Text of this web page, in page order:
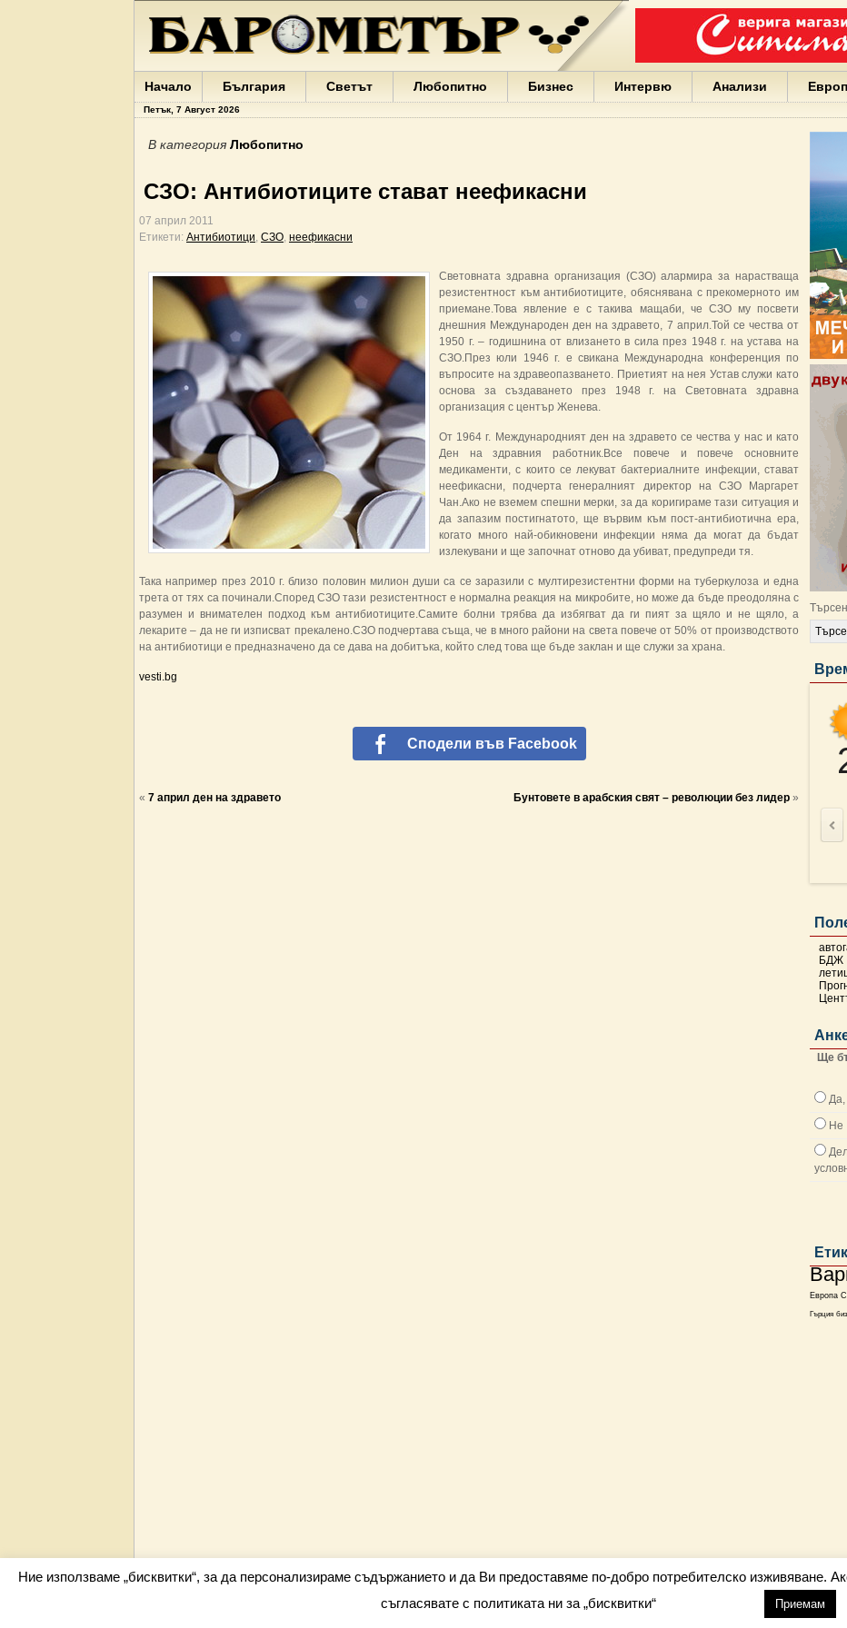
Варна
България
Портних
Facebook
ЕС
Борисов
Европа
Гърция
бизнес
google
деца
Бербатов
ГЕРБ
Начало България Светът Любопитно Бизнес Интервю Анализи
Петък, 7 Август 2026
БДЖ
Ще
Да,
Не
Европа
Гърция
В категория Любопитно
СЗО: Антибиотиците стават неефикасни
07 април 2011
Етикети: Антибиотици, СЗО, неефикасни
Световната здравна организация (СЗО) алармира за нарастваща
резистентност към антибиотиците, обяснявана с прекомерното им
приемане.Това явление е с такива мащаби, че СЗО му посвети
днешния Международен ден на здравето, 7 април.Той се чества от
1950 г. – годишнина от влизането в сила през 1948 г. на устава на
СЗО.През юли 1946 г. е свикана Международна конференция по
въпросите на здравеопазването. Приетият на нея Устав служи като
основа за създаването през 1948 г. на Световната здравна
организация с център Женева.
От 1964 г. Международният ден на здравето се чества у нас и като
Ден на здравния работник.Все повече и повече основните
медикаменти, с които се лекуват бактериалните инфекции, стават
неефикасни, подчерта генералният директор на СЗО Маргарет
Чан.Ако не вземем спешни мерки, за да коригираме тази ситуация и
да запазим постигнатото, ще вървим към пост-антибиотична ера,
когато много най-обикновени инфекции няма да могат да бъдат
излекувани и ще започнат отново да убиват, предупреди тя.
Така например през 2010 г. близо половин милион души са се заразили с мултирезистентни форми на туберкулоза и една
трета от тях са починали.Според СЗО тази резистентност е нормална реакция на микробите, но може да бъде преодоляна с
разумен и внимателен подход към антибиотиците.Самите болни трябва да избягват да ги пият за щяло и не щяло, а
лекарите – да не ги изписват прекалено.СЗО подчертава съща, че в много райони на света повече от 50% от производството
на антибиотици е предназначено да се дава на добитъка, който след това ще бъде заклан и ще служи за храна.
vesti.bg
Сподели във Facebook
« 7 април ден на здравето Бунтовете в арабския свят – революции без лидер »
Всички права запазени barometar.net © 2026 info@barometar.net
Ние използваме „бисквитки“, за да персонализираме съдържанието и да Ви предоставяме по-добро потребителско изживяване.
съгласявате с политиката ни за „бисквитки“
Приемам